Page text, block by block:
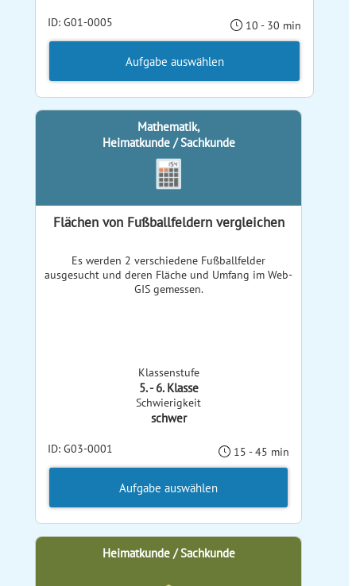
ID: G01-0005 10 - 30 min
Aufgabe auswählen
Mathematik,
Heimatkunde / Sachkunde
Flächen von Fußballfeldern vergleichen
Es werden 2 verschiedene Fußballfelder
ausgesucht und deren Fläche und Umfang im Web-
GIS gemessen.
Klassenstufe
5. - 6. Klasse
Schwierigkeit
schwer
ID: G03-0001 15 - 45 min
Aufgabe auswählen
Heimatkunde / Sachkunde